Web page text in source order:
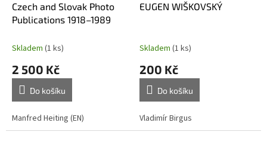
Czech and Slovak Photo
Publications 1918–1989
Skladem (1 ks)
2 500 Kč
Do košíku
Manfred Heiting (EN)
EUGEN WIŠKOVSKÝ
Skladem (1 ks)
200 Kč
Do košíku
Vladimír Birgus